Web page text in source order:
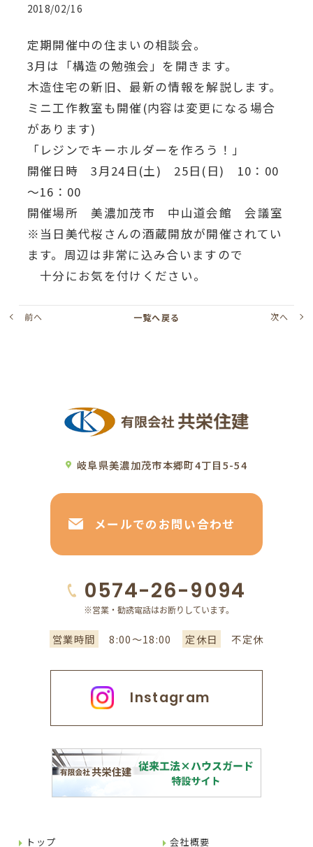
2018/02/16
定期開催中の住まいの相談会。
3月は「構造の勉強会」を開きます。
木造住宅の新旧、最新の情報を解説します。
ミニ工作教室も開催(内容は変更になる場合
があります)
「レジンでキーホルダーを作ろう！」
開催日時 3月24日(土) 25日(日) 10：00
～16：00
開催場所 美濃加茂市 中山道会館 会議室
※当日美代桜さんの酒蔵開放が開催されてい
ます。周辺は非常に込み合いますので
十分にお気を付けください。
前へ 一覧へ戻る 次へ
岐阜県美濃加茂市本郷町4丁目5-54
メールでのお問い合わせ
0574-26-9094
営業時間 8:00～18:00 定休日 不定休
Instagram
トップ 会社概要